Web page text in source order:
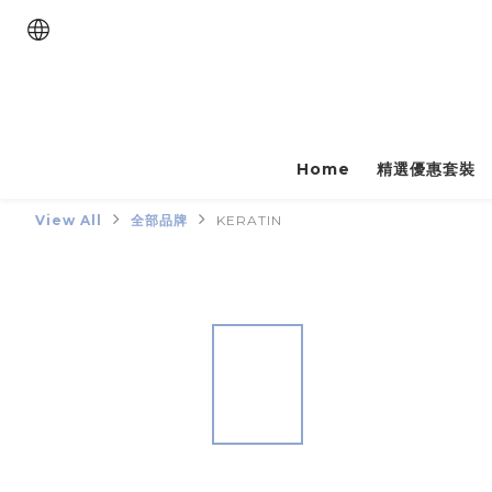
Home 精選優惠套裝
View All 全部品牌 KERATIN